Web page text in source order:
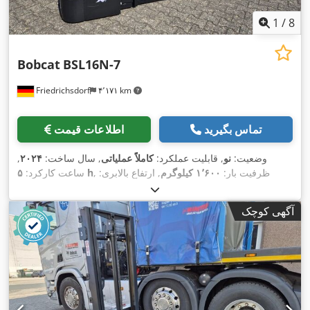
1 /8
Friedrichsdorf ۴٬۱۷۱ km
Bobcat BSL16N-7
اطلاعات قیمت تماس بگیرید
وضعیت: نو, قابلیت عملکرد:کاملاً عملیاتی, سال ساخت: ۲۰۲۴,
ساعت کارکرد: ۵ h , ظرفیت بار: ۱٬۶۰۰ کیلوگرم
, ارتفاع بالابری:
۱٬۴۲۰ میلی‌متر
نوع دکل:تریپلکس, ارتفاع سازه:۲٬۰۰۸ میلی‌متر
, طول شاخک‌ها:
۱٬۱۵۰ میلی‌متر
, وزن خالی: ۱٬۳۴۰ کیلوگرم , طول کل:۱٬۹۶۴
میلی‌متر
Elektro , عرض ساخت:۸۲۰
میلی‌متر,
آگهی کوچک